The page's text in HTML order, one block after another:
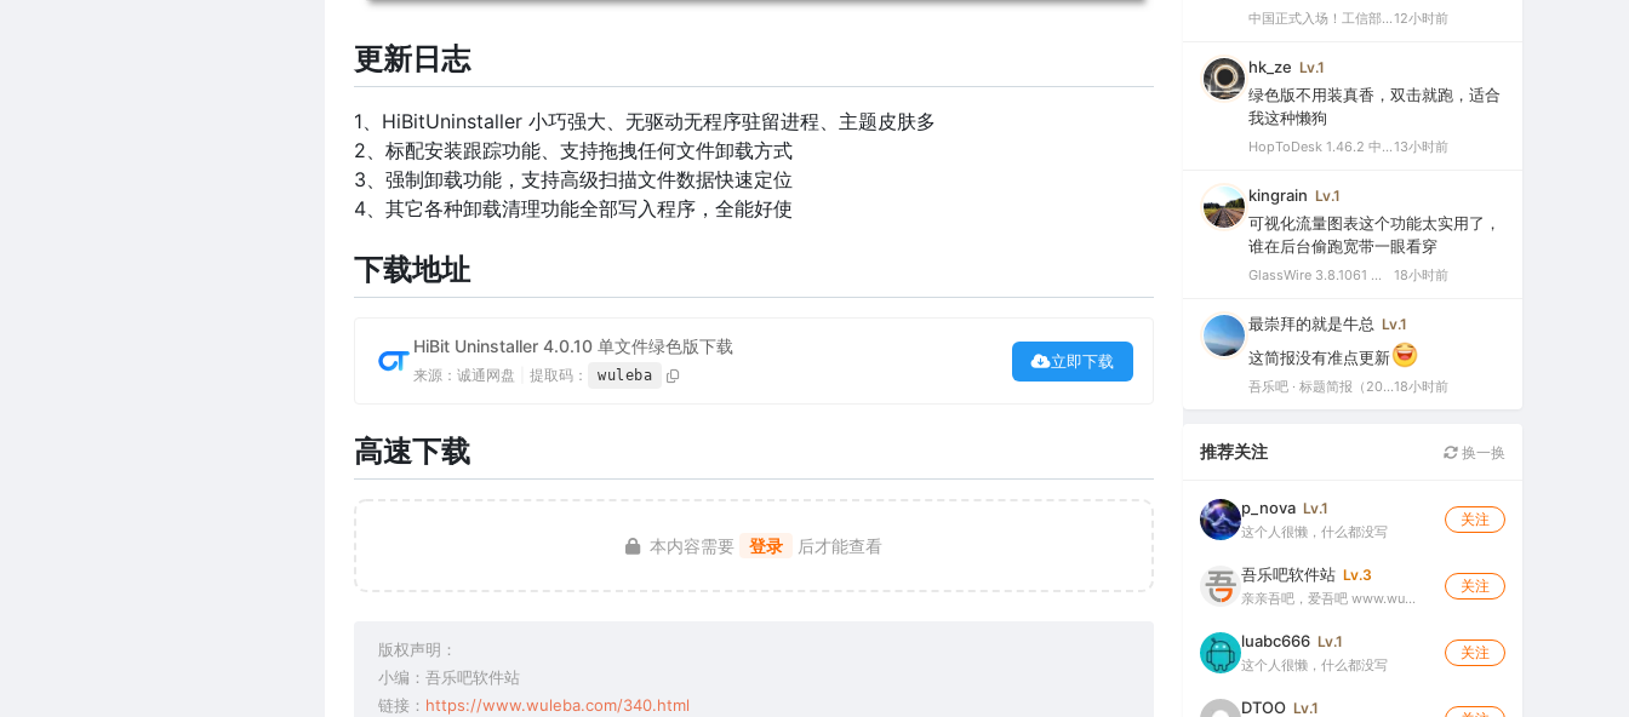
更新日志
1、HiBitUninstaller 小巧强大、无驱动无程序驻留进程、主题皮肤多
2、标配安装跟踪功能、支持拖拽任何文件卸载方式
3、强制卸载功能，支持高级扫描文件数据快速定位
4、其它各种卸载清理功能全部写入程序，全能好使
下载地址
HiBit Uninstaller 4.0.10 单文件绿色版下载
来源：诚通网盘 提取码： wuleba
立即下载
高速下载
本内容需要 登录 后才能查看
版权声明：
小编：吾乐吧软件站
链接： https://www.wuleba.com/340.html
中国正式入场！工信部批复eSIM手机商用试验，2026或成爆发元年12小时前
hk_ze Lv.1
绿色版不用装真香，双击就跑，适合
我这种懒狗
HopToDesk 1.46.2 中文绿色版（免费远程协助工具）13小时前
kingrain Lv.1
可视化流量图表这个功能太实用了，
谁在后台偷跑宽带一眼看穿
GlassWire 3.8.1061 中文特别版（可视化网络监控与个人防火墙） 18小时前
最崇拜的就是牛总 Lv.1
这简报没有准点更新
吾乐吧 · 标题简报（2026-08-06）18小时前
推荐关注 换一换
p_nova Lv.1
这个人很懒，什么都没写
关注
吾乐吧软件站 Lv.3
亲亲吾吧，爱吾吧 www.wu…
关注
luabc666 Lv.1
这个人很懒，什么都没写
关注
DTOO Lv.1